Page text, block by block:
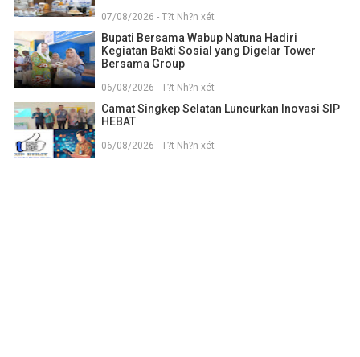
07/08/2026 - T?t Nh?n xét
Bupati Bersama Wabup Natuna Hadiri
Kegiatan Bakti Sosial yang Digelar Tower
Bersama Group
06/08/2026 - T?t Nh?n xét
Camat Singkep Selatan Luncurkan Inovasi SIP
HEBAT
06/08/2026 - T?t Nh?n xét